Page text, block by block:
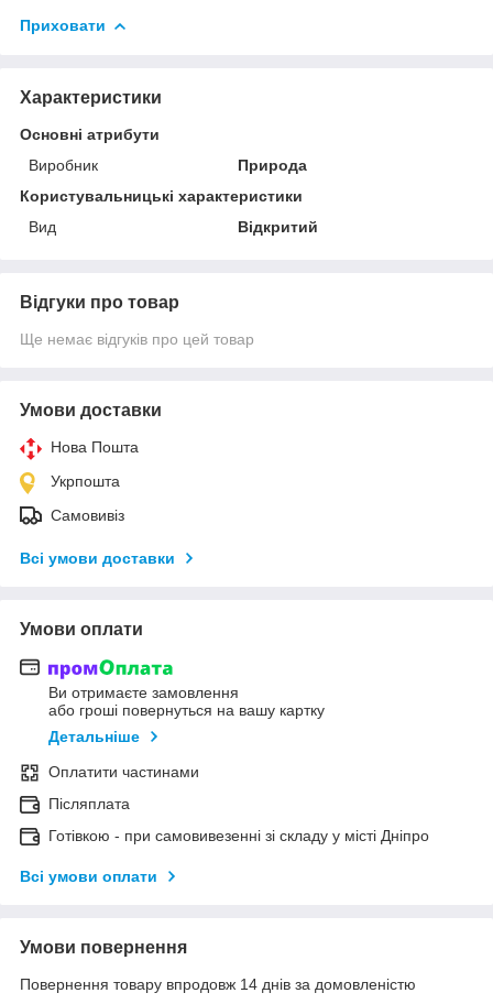
Приховати
Характеристики
Основні атрибути
Виробник
Природа
Користувальницькі характеристики
Вид
Відкритий
Відгуки про товар
Ще немає відгуків про цей товар
Умови доставки
Нова Пошта
Укрпошта
Самовивіз
Всі умови доставки
Умови оплати
Ви отримаєте замовлення
або гроші повернуться на вашу картку
Детальніше
Оплатити частинами
Післяплата
Готівкою - при самовивезенні зі складу у місті Дніпро
Всі умови оплати
Умови повернення
Повернення товару впродовж 14 днів за домовленістю